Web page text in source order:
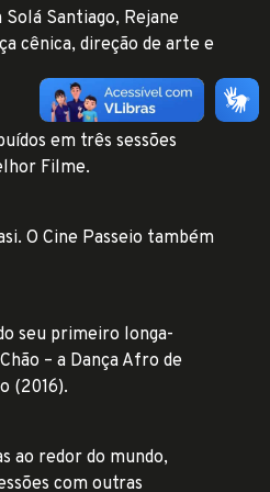
Santiago, Rejane
cênica, direção de arte e
em três sessões
Filme.
O Cine Passeio também
seu primeiro longa-
– a Dança Afro de
(2016).
ao redor do mundo,
com outras